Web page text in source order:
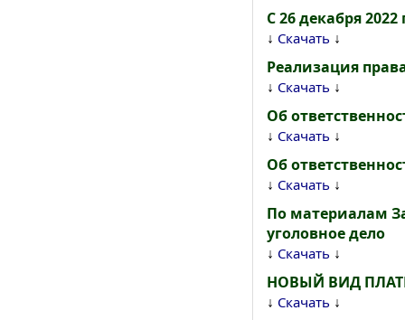
С 26 декабря
↓ Скачать ↓
Реализация
↓ Скачать ↓
Об
↓ Скачать ↓
Об
↓ Скачать ↓
По материалам
уголовное дело
↓ Скачать ↓
НОВЫЙ ВИД
↓ Скачать ↓